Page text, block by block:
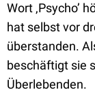
Wort ‚Psycho’
hat selbst vor
überstanden.
beschäftigt sie
Überlebenden.